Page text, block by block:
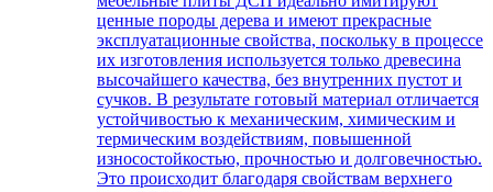
ценные породы дерева и имеют прекрасные
эксплуатационные свойства, поскольку в процессе
их изготовления используется только древесина
высочайшего качества, без внутренних пустот и
сучков. В результате готовый материал отличается
устойчивостью к механическим, химическим и
термическим воздействиям, повышенной
износостойкостью, прочностью и долговечностью.
Это происходит благодаря свойствам верхнего